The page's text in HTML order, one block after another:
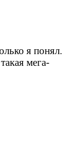
я понял.
мега-